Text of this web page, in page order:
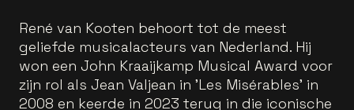
René van Kooten behoort tot de meest
geliefde musicalacteurs van Nederland. Hij
won een John Kraaijkamp Musical Award voor
zijn rol als Jean Valjean in 'Les Misérables' in
2008 en keerde in 2023 terug in die iconische